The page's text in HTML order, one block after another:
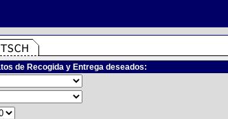
de Recogida y Entrega deseados: